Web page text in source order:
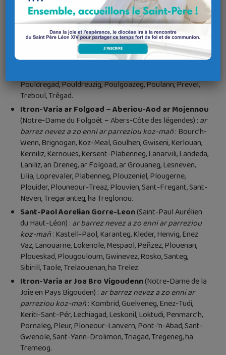
Sant-Tudual – Douarnenez(Saint-Tugdual –
Douarnenez) :ar barrez nevez a zo enni ar parreziou
koz-mañ: Gwaien, Beuzeg-ar-C’hap, Kleden-ar-C’hap,
Douarnenez, Eskibien, Goulien, Gwiler-Kerne, Enez-Sun,
Kerlaz, Lababan, Landudeg, Ar Yeuc’h, Mahalon, Koñforz-
Meilar, Purid, Ploare, Plogastell-Sant-Jermen, Plogoñv,
Pouldregad, Pouldreuzig, Poulgoazeg, Poulann, Prevel,
Treboul, Trêgad.
Itron-Varia ar Folgoad – Aberiou-Aod ar Mojennou
(Notre-Dame du Folgoët – Abers-Côte des légendes) : ar
barrez nevez a zo enni ar parreziou koz-mañ: Bourc’h-
Wenn, Brignogan, Koz-Meal, Goulhen, Gwiseni, Kerlouan,
Kerniliz, Kernoues, Kersent-Plabenneg, Lanarvili, Landeda,
Laniliz, an Dreneg, ar Folgoad, ar Grouaneg, Lesneven,
Lilia, Loprevaler, Plabenneg, Plouzeniel, Plougerne,
Plouider, Plouneour-Treaz, Plouvien, Sant-Fregant, Sant-
Neven, Tregaranteg, ha Treglonou.
Sant-Paol Aorelian Gorre-Leon(Saint-Paul Aurélien
du Haut-Léon) : ar barrez nevez a zo enni ar parreziou
koz-mañ: Kastell-Paol, Karanteg, Kleder, Henvig, Enez
Vaz, Lanouarne, Lokenole, Mespaol, Peñzez, Plouenan,
Ploueskad, Plougouloum, Gwinevez, Rosko, Santeg,
Sibirill, Taole, Trelaouenan, ha Trelez.
Itron-Varia ar Joa Bro Vigoudenn(Notre-Dame de la
Joie en Pays Bigouden) : ar barrez nevez a zo enni ar
parreziou koz-mañ: Kombrid, Guelveneg, Enez-Tudi,
Keriti-Sant-Pér, Lechiagad, Leskonil, Loktudi, Penmarc’h,
Pornaleg, Pleur, Ploneour-Lanvern, Pont-’n-Abad, Sant-
Gwenole, Sant-Yann-Drolimon, Triagad, Tregeneg, ha
Tremeog.